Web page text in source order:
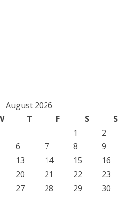
August 2026
T F S
S
1
2
6 7 8
9
13 14 15
16
20 21 22
23
27 28 29
30